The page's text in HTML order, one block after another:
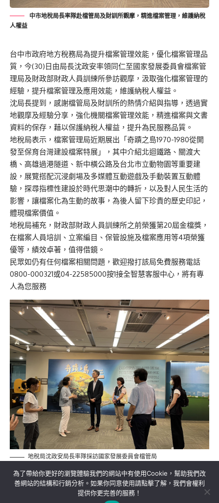
中市地稅局長率隊赴檔管局及財訓所觀摩，精進檔案管理，維護納稅
人權益
台中市政府地方稅務局為提升檔案管理效能，優化檔案管理品
質，今(30)日由局長沈政安率領同仁至國家發展委員會檔案管
理局及財政部財政人員訓練所參訪觀摩，汲取強化檔案管理的
經驗，提升檔案管理及應用效能，維護納稅人權益。
沈局長提到，感謝檔管局及財訓所的熱情介紹與指導，透過實
地觀摩及經驗分享，強化機關檔案管理效能，精進檔案與文書
資料的保存，藉以保護納稅人權益，提升為民服務品質。
地稅局表示，檔案管理局近期展出「奇蹟之島1970-1980從開
發至保育台灣建設檔案特展」，其中介紹北迴鐵路、關渡大
橋、高雄過港隧道、新中橫公路及台北市立動物園等重要建
設，展覽搭配沉浸劇場及多媒體互動遊戲及手動裝置互動體
驗，探尋指標性建設於時代思潮中的轉折，以及對人民生活的
影響，讓檔案化為生動的故事，為後人留下珍貴的歷史印記，
體現檔案價值。
地稅局補充，財政部財政人員訓練所之前榮獲第20屆金檔獎，
在檔案人員培訓、立案編目、保管設施及檔案應用等4項榮獲
優等，績效卓著，值得借鏡。
民眾如仍有任何檔案相關問題，歡迎撥打該局免費服務電話
0800-000321或04-22585000按1接全智慧客服中心，將有專
人為您服務
地稅局沈政安局長率隊採訪國家發展委員會檔管局
關於我們 隱私權政策 聯絡我們
為了帶給你更好的瀏覽體驗我們的網站中有使用Cookie，幫助我們改
善網站的結構和行銷分析。如果你同意使用請點擊了解，我們會權利
提供你更完善的服務！